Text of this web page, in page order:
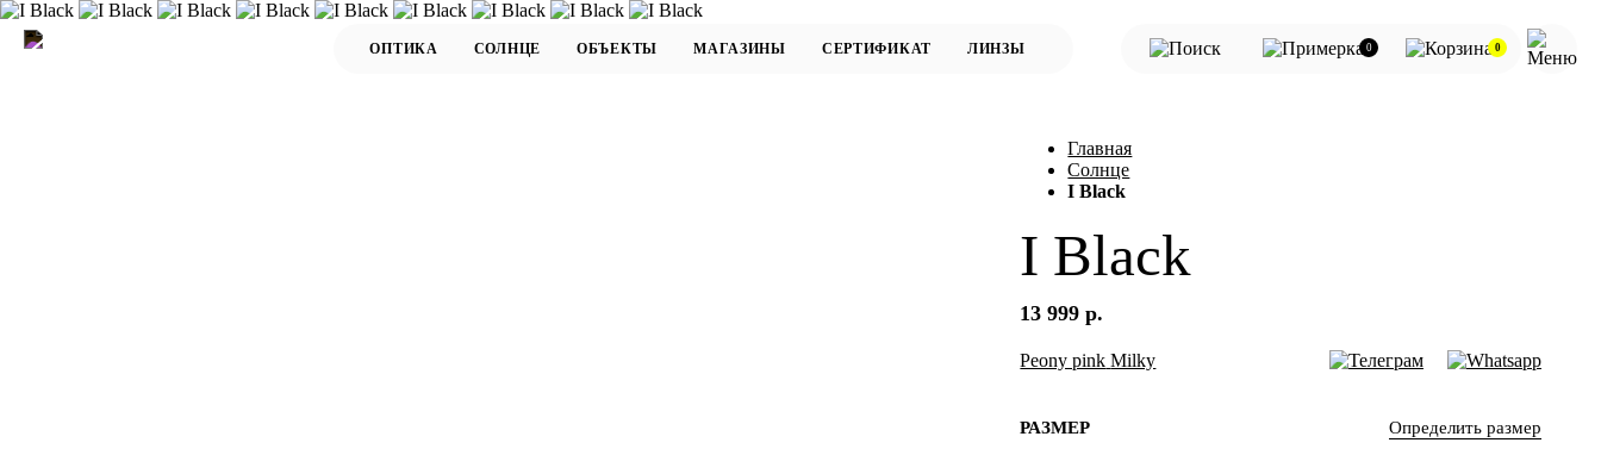
0 0
Главная
Солнце
I Black
I Black
13 999 р.
Peony pink Milky
РАЗМЕР
Определить размер